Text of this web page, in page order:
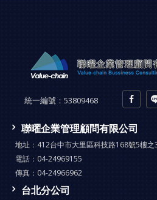
統一編號： 53809468
聯曜企業管理顧問有限公司
地址： 412台中市大里區科技路168號5樓
電話： 04-24969155
傳真： 04-24966962
台北分公司